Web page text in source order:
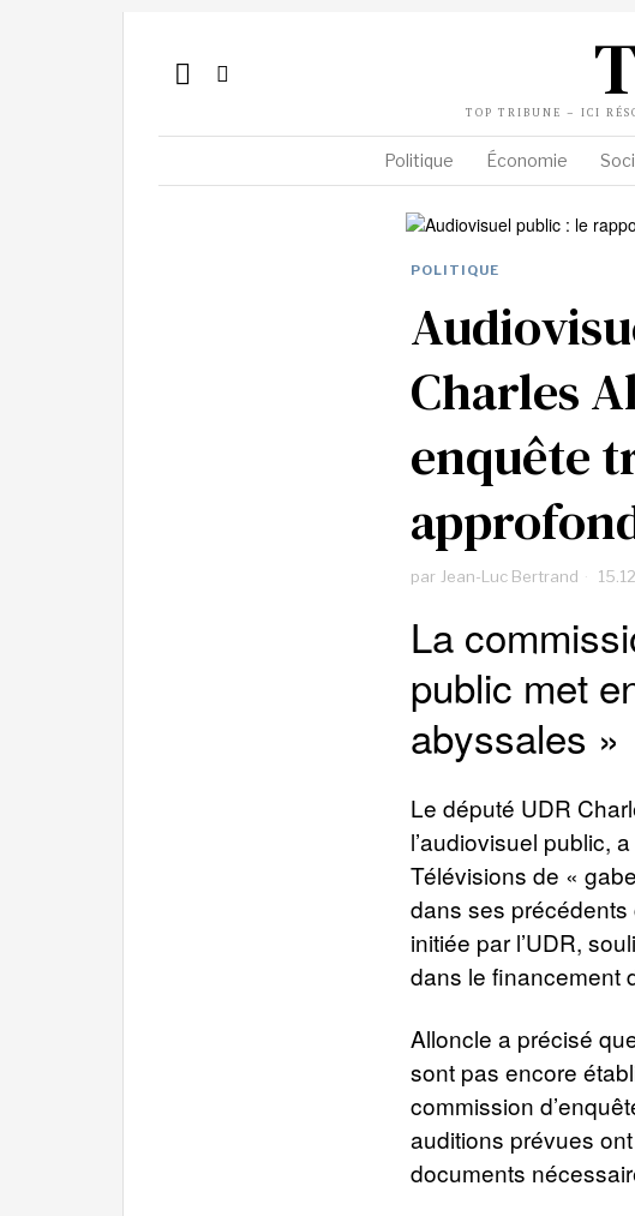
TOP TRIBUNE – ICI
Politique Économie
POLITIQUE
Charles
enquête
par Jean-Luc Bertrand
La
public met
abyssales »
Le député UDR
l’audiovisuel public,
Télévisions de «
dans ses
initiée par l’UDR,
dans le financement
Alloncle a précisé
sont pas encore
commission
auditions prévues
documents